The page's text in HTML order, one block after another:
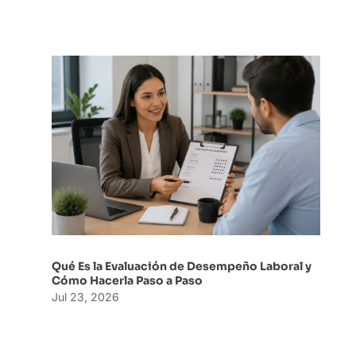
Qué Es la Evaluación de Desempeño Laboral y
Cómo Hacerla Paso a Paso
Jul 23, 2026